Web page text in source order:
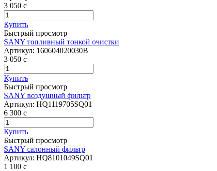
3 050 c
Купить
Быстрый просмотр
SANY топливный тонкой очистки
Артикул: 160604020030B
3 050 c
Купить
Быстрый просмотр
SANY воздушный фильтр
Артикул: HQ1119705SQ01
6 300 c
Купить
Быстрый просмотр
SANY салонный фильтр
Артикул: HQ8101049SQ01
1 100 c